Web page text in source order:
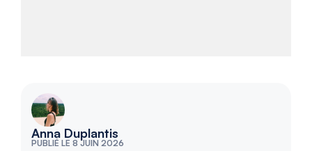
Anna Duplantis
PUBLIÉ LE 8 JUIN 2026